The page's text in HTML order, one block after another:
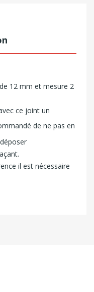
12 mm et mesure 2
ce joint un
de ne pas en
il est nécessaire